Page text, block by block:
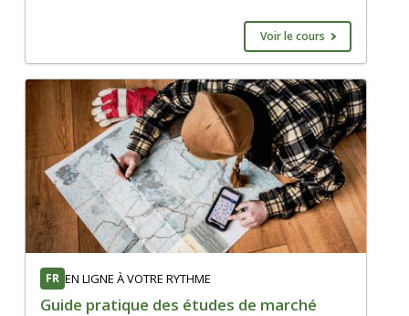
Voir le cours
FR EN LIGNE À VOTRE RYTHME
Guide pratique des études de marché